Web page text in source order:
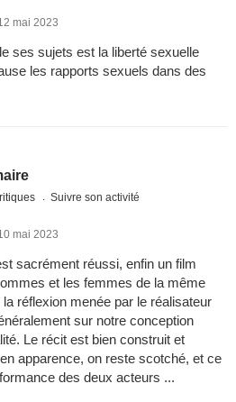
mai 2023
ses sujets est la liberté sexuelle
les rapports sexuels dans des
Suivre son activité
mai 2023
sacrément réussi, enfin un film
et les femmes de la même
réflexion menée par le réalisateur
sur notre conception
Le récit est bien construit et
apparence, on reste scotché, et ce
des deux acteurs ...